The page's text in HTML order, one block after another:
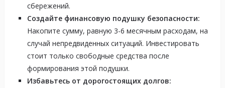
сбережений.
Создайте финансовую подушку безопасности:
Накопите сумму, равную 3-6 месячным расходам, на
случай непредвиденных ситуаций. Инвестировать
стоит только свободные средства после
формирования этой подушки.
Избавьтесь от дорогостоящих долгов: